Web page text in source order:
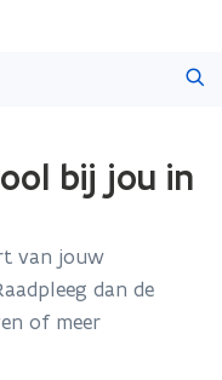
bij jou in
van jouw
dan de
of meer